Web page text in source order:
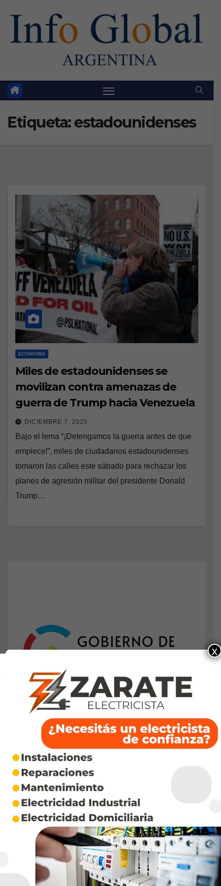
Etiqueta:estadounidenses
ECONOMIA
Miles de estadounidenses se
movilizan contra amenazas de
guerra de Trump hacia Venezuela
DICIEMBRE 7, 2025
Bajo el lema “¡Detengamos la guerra antes de que
empiece!”, miles de ciudadanos estadounidenses
tomaron las calles este sábado para rechazar los
planes de agresión militar del presidente Donald
Trump…
x